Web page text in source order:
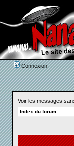
Connexion
Voir les messages
Index du forum